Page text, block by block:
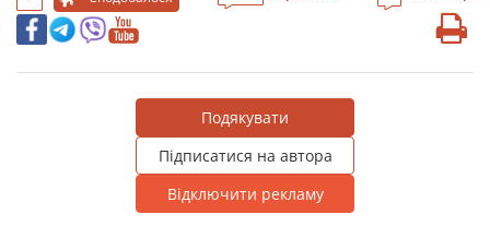
Подякувати
Підписатися на автора
Відключити рекламу